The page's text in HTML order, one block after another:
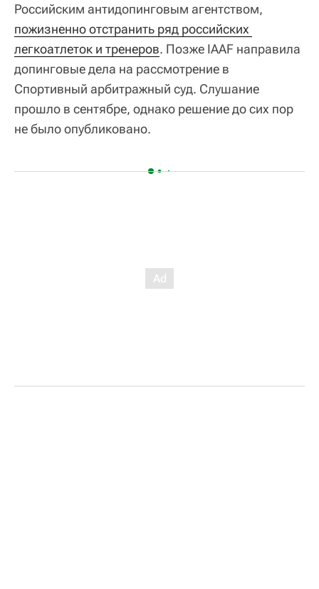
Российским антидопинговым агентством,
пожизненно отстранить ряд российских
легкоатлеток и тренеров. Позже IAAF направила
допинговые дела на рассмотрение в
Спортивный арбитражный суд. Слушание
прошло в сентябре, однако решение до сих пор
не было опубликовано.